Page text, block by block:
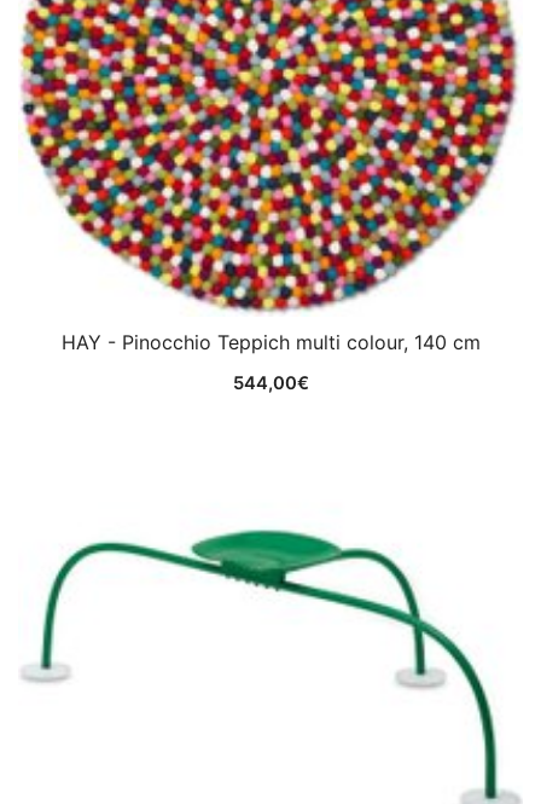
HAY - Pinocchio Teppich multi colour, 140 cm
544,00€